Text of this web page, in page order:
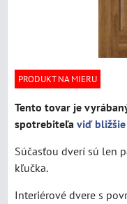
PRODUKT NA MIERU
Tento tovar je
spotrebiteľa viď
Súčasťou dverí sú len
kľučka.
Interiérové dvere s